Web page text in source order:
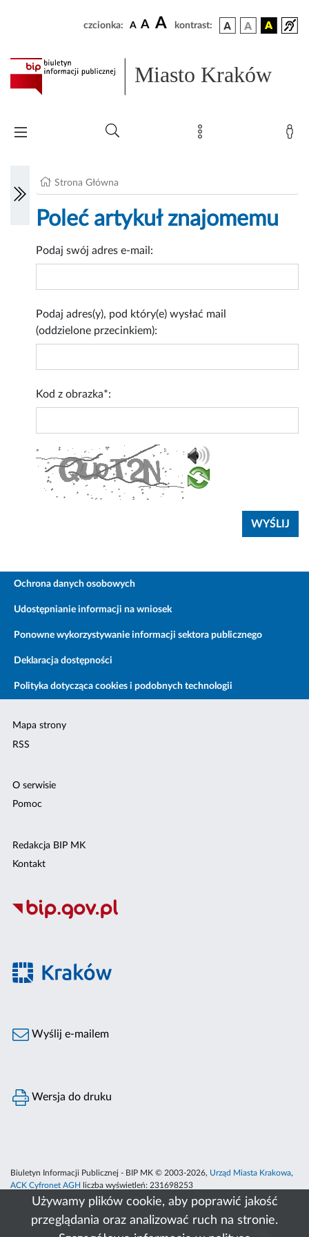
Używamy plików cookie, aby poprawić jakość
przeglądania oraz analizować ruch na stronie.
czcionka: A A A kontrast:
Miasto Kraków
Strona Główna
Poleć artykuł znajomemu
Podaj swój adres e-mail:
Podaj adres(y), pod który(e) wysłać mail
(oddzielone przecinkiem):
Kod z obrazka*:
Ochrona danych osobowych
Udostępnianie informacji na wniosek
Ponowne wykorzystywanie informacji sektora publicznego
Deklaracja dostępności
Polityka dotycząca cookies i podobnych technologii
Mapa strony
RSS
O serwisie
Pomoc
Redakcja BIP MK
Kontakt
Wyślij e-mailem
Wersja do druku
Biuletyn Informacji Publicznej - BIP MK © 2003-2026, Urząd Miasta Krakowa,
ACK Cyfronet AGH
liczba wyświetleń: 231698253